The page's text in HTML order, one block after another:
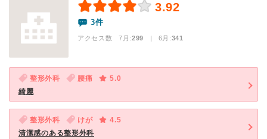
3.92
3件
アクセス数 7月:299 | 6月:341
整形外科 腰痛
5.0
綺麗
整形外科 けが
4.5
清潔感のある整形外科